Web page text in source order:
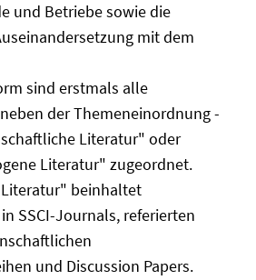
und Betriebe sowie die
mit dem
sind erstmals alle
der Themeneinordnung -
Literatur" oder
Literatur" zugeordnet.
beinhaltet
SSCI-Journals, referierten
und Discussion Papers.